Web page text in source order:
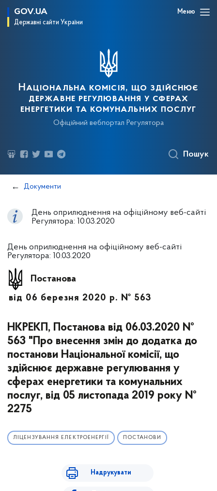
GOV.UA
Державні сайти України
Меню
Національна комісія, що здійснює
державне регулювання у сферах
енергетики та комунальних послуг
Офіційний вебпортал Регулятора
Пошук
Документи
День оприлюднення на офіційному веб-сайті
Регулятора: 10.03.2020
День оприлюднення на офіційному веб-сайті
Регулятора: 10.03.2020
Постанова
від 06 березня 2020 р. № 563
НКРЕКП, Постанова від 06.03.2020 №
563 "Про внесення змін до додатка до
постанови Національної комісії, що
здійснює державне регулювання у
сферах енергетики та комунальних
послуг, від 05 листопада 2019 року №
2275
ЛІЦЕНЗУВАННЯ ЕЛЕКТРОЕНЕРГІЇ ПОСТАНОВИ
Надрукувати